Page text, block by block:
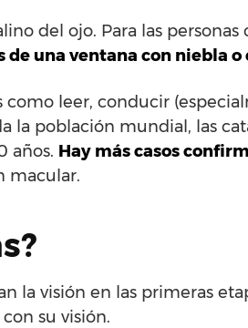
del ojo. Para las personas
de una ventana con niebla o
como leer, conducir
la población mundial, las
años. Hay más casos
macular.
la visión en las primeras
su visión.